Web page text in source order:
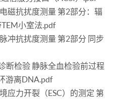
磁抗扰度测量 第2部分：辐
小室法.pdf
冲抗扰度测量 第2部分 同步
断检验 静脉全血检验前过程
游离DNA.pdf
应力开裂（ESC）的测定 第